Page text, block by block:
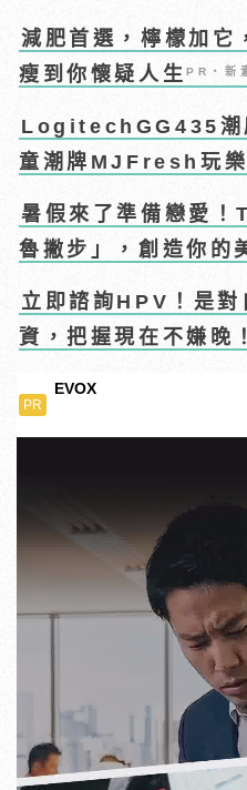
減肥首選，檸檬加它
瘦到你懷疑人生PR・新
LogitechGG435潮
童潮牌MJFresh玩樂
暑假來了準備戀愛
魯撇步」，創造你的
立即諮詢HPV！是對
資，把握現在不嫌晚
PR
EVOX